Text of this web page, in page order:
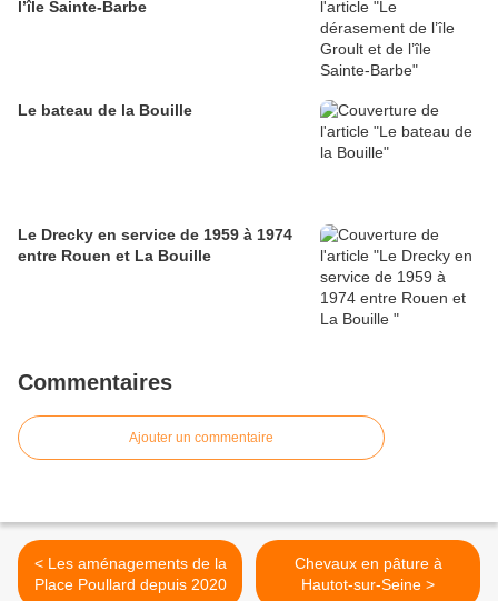
l’île Sainte-Barbe
Le bateau de la Bouille
Le Drecky en service de 1959 à 1974
entre Rouen et La Bouille
Commentaires
Ajouter un commentaire
< Les aménagements de la
Place Poullard depuis 2020
Chevaux en pâture à
Hautot-sur-Seine >